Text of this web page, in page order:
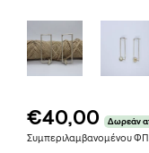
€40,00 Δωρεάν
Συμπεριλαμβανομένου